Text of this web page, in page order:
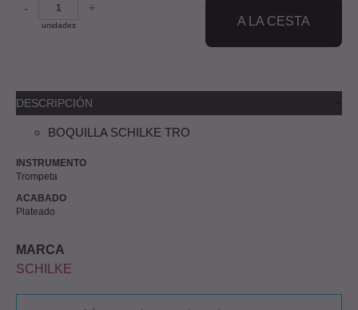
-
unidades
+
A LA CESTA
DESCRIPCIÓN
BOQUILLA SCHILKE TRO
INSTRUMENTO
Trompeta
ACABADO
Plateado
MARCA
SCHILKE